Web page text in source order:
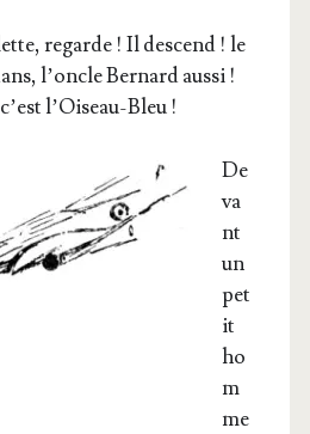
regarde ! Il des­cend ! le
l’oncle Ber­nard aus­si !
l’Oiseau-Bleu !
De
va
nt
un
pet
it
ho
m
me